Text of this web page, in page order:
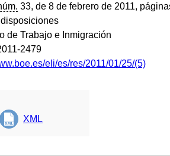
33, de 8 de febrero de 2011,
disposiciones
de Trabajo e Inmigración
2479
eli/es/res/2011/01/25/(5)
XML